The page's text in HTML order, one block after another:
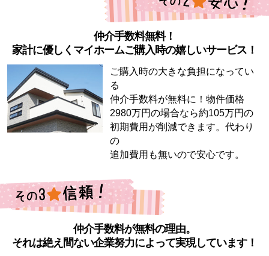
仲介手数料無料！
家計に優しくマイホームご購入時の嬉しいサービス！
ご購入時の大きな負担になってい
る
仲介手数料が無料に！物件価格
2980万円の場合なら約105万円の
初期費用が削減できます。代わり
の
追加費用も無いので安心です。
仲介手数料が無料の理由。
それは絶え間ない企業努力によって実現しています！